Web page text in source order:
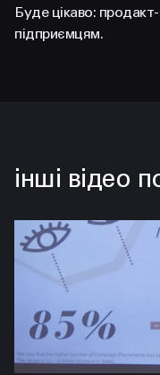
Буде цікаво:
підприємцям.
інші відео